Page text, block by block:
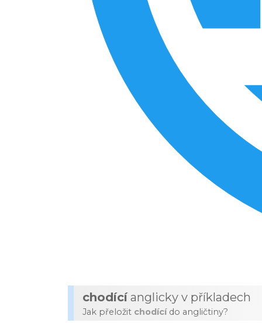
chodícíanglicky v příkladech
Jak přeložit chodícído angličtiny?